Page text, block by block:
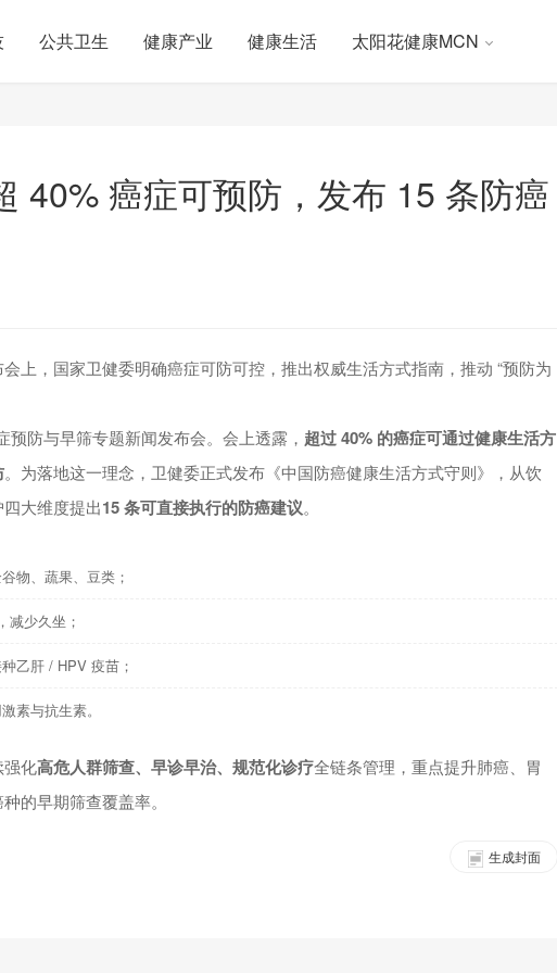
公共卫生 健康产业 健康生活 太阳花健康MCN
40% 癌症可预防，发布 15 条防癌
上，国家卫健委明确癌症可防可控，推出权威生活方式指南，推动 “预防为
防与早筛专题新闻发布会。会上透露， 超过 40% 的癌症可通过健康生活方
。为落地这一理念，卫健委正式发布《中国防癌健康生活方式守则》，从饮
大维度提出15 条可直接执行的防癌建议。
物、蔬果、豆类；
减少久坐；
乙肝 / HPV 疫苗；
素与抗生素。
强化高危人群筛查、早诊早治、规范化诊疗全链条管理，重点提升肺癌、胃
的早期筛查覆盖率。
生成封面